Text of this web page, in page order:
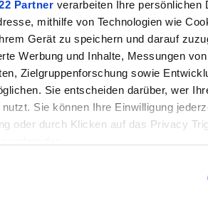
Partnerverarbeiten Ihre persönlichen
mithilfe von Technologien wie
Gerät zu speichern und darauf
Werbung und Inhalte, Messungen von
Zielgruppenforschung sowie
Sie entscheiden darüber, wer
Sie können Ihre Einwilligung
oder durch Klicken auf das Privacy
würden wir auch gerne:
IPX7 (waterproof)
UND KOMPATIBILITÄTEN
Weaver U Mount,
Weaver USQD